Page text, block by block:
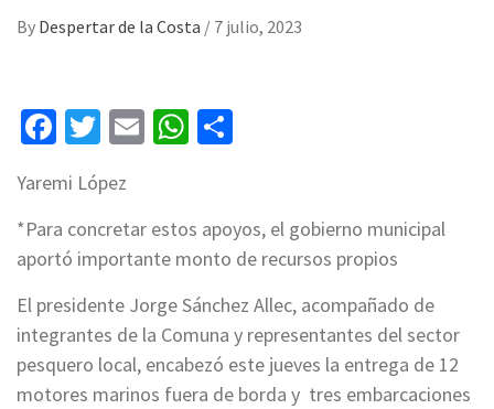
By Despertar de la Costa / 7 julio, 2023
Facebook
Twitter
EmailWhatsApp
Yaremi López
*Para concretar estos apoyos, el gobierno municipal
aportó importante monto de recursos propios
El presidente Jorge Sánchez Allec, acompañado de
integrantes de la Comuna y representantes del sector
pesquero local, encabezó este jueves la entrega de 12
motores marinos fuera de borda y tres embarcaciones